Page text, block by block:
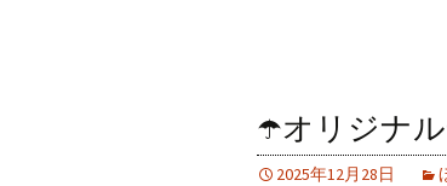
☂️オリジナ
2025年12月28日